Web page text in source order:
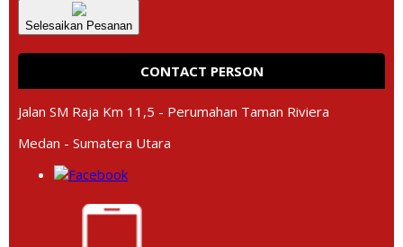
Selesaikan Pesanan
CONTACT PERSON
Jalan SM Raja Km 11,5 - Perumahan Taman Riviera
Medan - Sumatera Utara